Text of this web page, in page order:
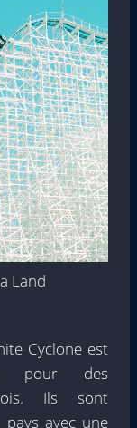
Land
Cyclone est
pour des
Ils sont
avec une